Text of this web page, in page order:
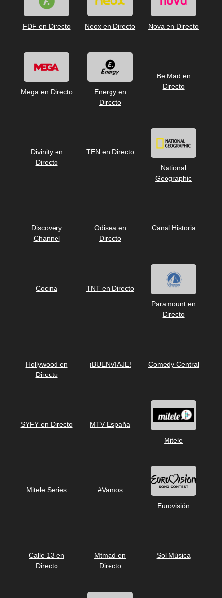
FDF en Directo Neox en Directo Nova en Directo
Mega en Directo
Energy en
Directo
Be Mad en
Directo
Divinity en
Directo
TEN en Directo
National
Geographic
Discovery
Channel
Odisea en
Directo
Canal Historia
Cocina
TNT en Directo
Paramount en
Directo
Hollywood en
Directo
¡BUENVIAJE! Comedy Central
SYFY en Directo
MTV España
Mitele
Mitele Series
#Vamos
Eurovisión
Calle 13 en
Directo
Mtmad en
Directo
Sol Música